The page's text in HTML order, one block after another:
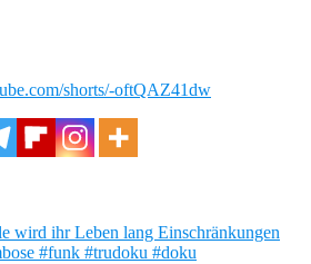
shorts/-oftQAZ41dw
wird ihr Leben lang Einschränkungen
#funk #trudoku #doku